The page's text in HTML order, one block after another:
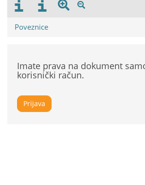
Poveznice
Imate prava na dokument
korisnički račun.
Prijava